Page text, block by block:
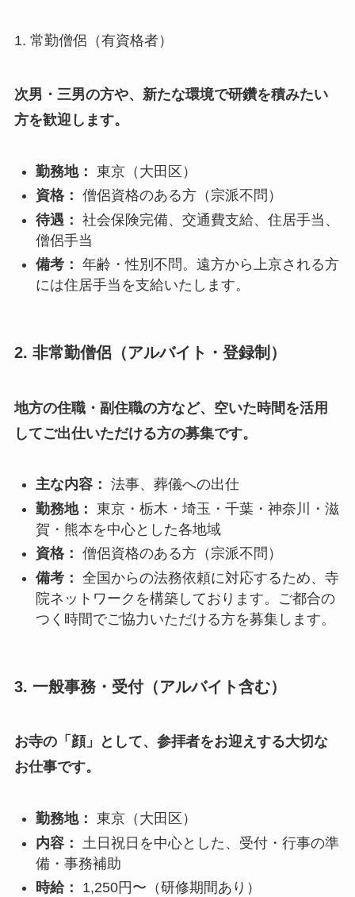
1. 常勤僧侶（有資格者）
次男・三男の方や、新たな環境で研鑽を積みたい
方を歓迎します。
勤務地： 東京（大田区）
資格： 僧侶資格のある方（宗派不問）
待遇： 社会保険完備、交通費支給、住居手当、
僧侶手当
備考： 年齢・性別不問。遠方から上京される方
には住居手当を支給いたします。
2. 非常勤僧侶（アルバイト・登録制）
地方の住職・副住職の方など、空いた時間を活用
してご出仕いただける方の募集です。
主な内容： 法事、葬儀への出仕
勤務地： 東京・栃木・埼玉・千葉・神奈川・滋
賀・熊本を中心とした各地域
資格： 僧侶資格のある方（宗派不問）
備考： 全国からの法務依頼に対応するため、寺
院ネットワークを構築しております。ご都合の
つく時間でご協力いただける方を募集します。
3. 一般事務・受付（アルバイト含む）
お寺の「顔」として、参拝者をお迎えする大切な
お仕事です。
勤務地： 東京（大田区）
内容：
土日祝日を中心とした、受付・行事の準
備・事務補助
時給：
1,250円〜（研修期間あり）